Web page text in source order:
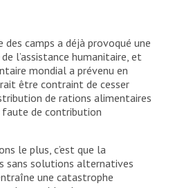
camps a déjà provoqué une
l’assistance humanitaire, et
mondial a prévenu en
être contraint de cesser
de rations alimentaires
faute de contribution
le plus, c’est que la
sans solutions alternatives
une catastrophe